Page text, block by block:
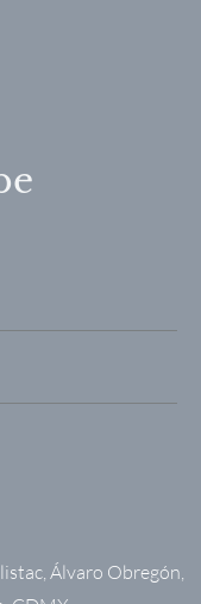
Álvaro Obregón,